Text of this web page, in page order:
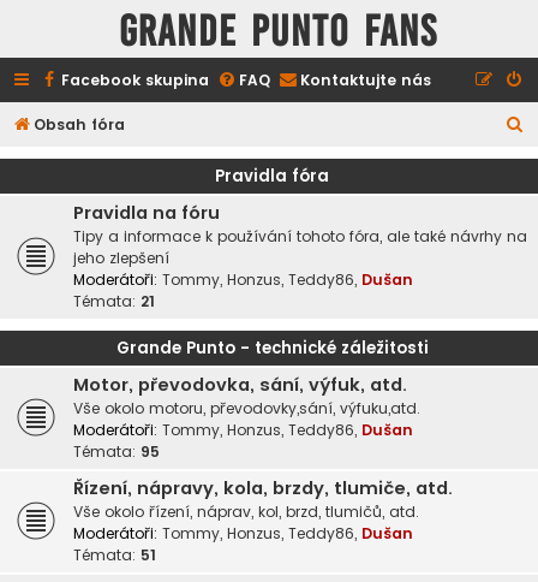
GRANDE PUNTO FANS
Facebook skupina FAQ Kontaktujte nás
Obsah fóra
l
a
Pravidla fóra
Pravidla na fóru
Tipy a informace k používání tohoto fóra, ale také návrhy na
jeho zlepšení
Moderátoři: Tommy, Honzus, Teddy86, Dušan
Témata: 21
Grande Punto - technické záležitosti
Motor, převodovka, sání, výfuk, atd.
Vše okolo motoru, převodovky,sání, výfuku,atd.
Moderátoři: Tommy, Honzus, Teddy86, Dušan
Témata: 95
Řízení, nápravy, kola, brzdy, tlumiče, atd.
Vše okolo řízení, náprav, kol, brzd, tlumičů, atd.
Moderátoři: Tommy, Honzus, Teddy86, Dušan
Témata: 51